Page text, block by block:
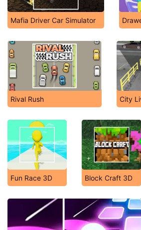
Mafia Driver Car Simulator
Rival Rush City
Fun Race 3D Block Craft 3D